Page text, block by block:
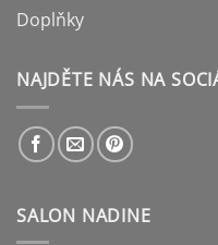
Doplňky
NAJDĚTE NÁS NA
SALON NADINE